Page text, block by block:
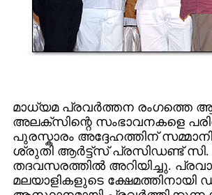
മാധ്യമ പ്രവര്‍ത്തന രംഗത്തെ
അലക്സിന്റെ സംഭാവനകളെ
പുരസ്കാരം അദ്ദേഹത്തിന്
ശ്രുതി ആര്‍ട്ട്സ് പ്രസിഡണ്ട്
തദവസരത്തില്‍ അറിയിച്ചു.
മലയാളികളുടെ ക്ഷേമത്തിനായി